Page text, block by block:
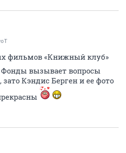
фильмов «Книжный клуб»
вызывает вопросы
Кэндис Берген и ее фото